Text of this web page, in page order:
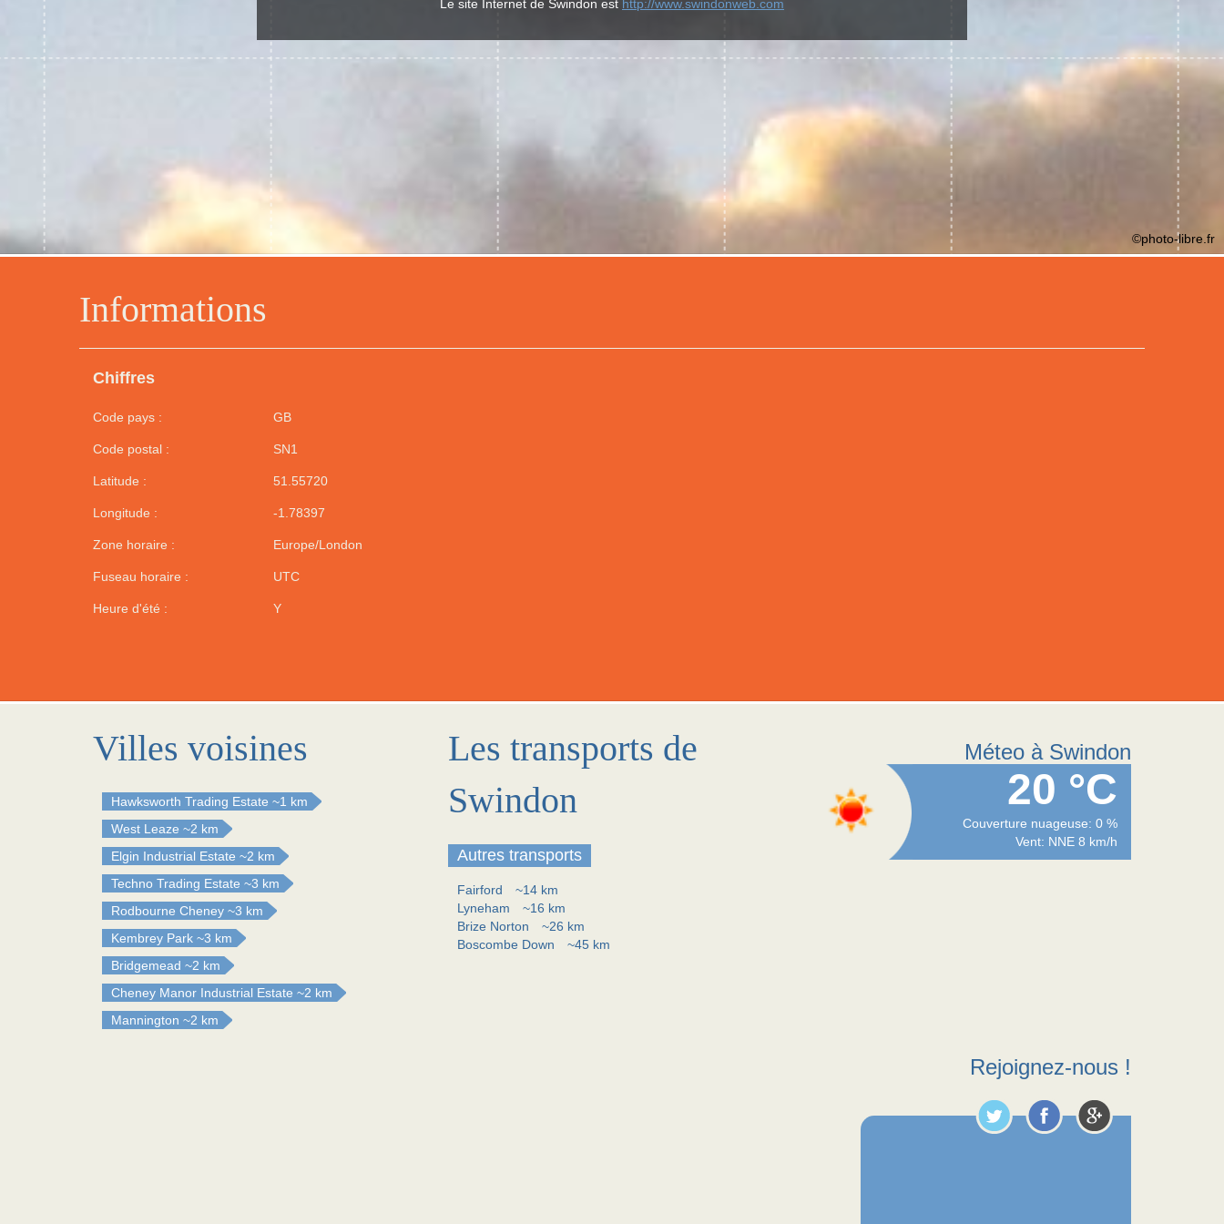
Informations
Chiffres
Code pays : GB
Code postal : SN1
Latitude : 51.55720
Longitude : -1.78397
Zone horaire : Europe/London
Fuseau horaire : UTC
Heure d'été : Y
Le site Internet de Swindon est http://www.swindonweb.com
©photo-libre.fr
Villes voisines
Hawksworth Trading Estate ~1 km
West Leaze ~2 km
Elgin Industrial Estate ~2 km
Techno Trading Estate ~3 km
Rodbourne Cheney ~3 km
Kembrey Park ~3 km
Bridgemead ~2 km
Cheney Manor Industrial Estate ~2 km
Mannington ~2 km
Les transports de
Swindon
Autres transports
Fairford
~14 km
Lyneham
~16 km
Brize Norton
~26 km
Boscombe Down
~45 km
Méteo à Swindon
20 °C
Couverture nuageuse: 0 %
Vent: NNE 8 km/h
Rejoignez-nous !